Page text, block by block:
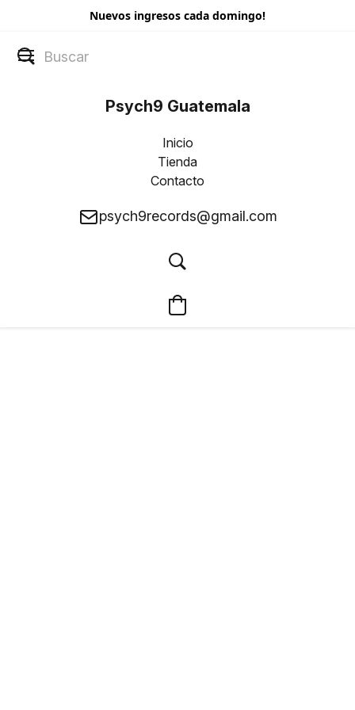
Nuevos ingresos cada domingo!
Psych9 Guatemala
Inicio
Tienda
Contacto
psych9records@gmail.com